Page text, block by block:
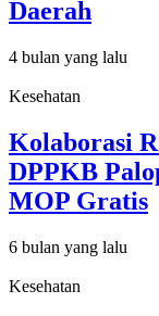
Daerah
4 bulan yang lalu
Kesehatan
Kolaborasi
DPPKB
MOP Gratis
6 bulan yang lalu
Kesehatan